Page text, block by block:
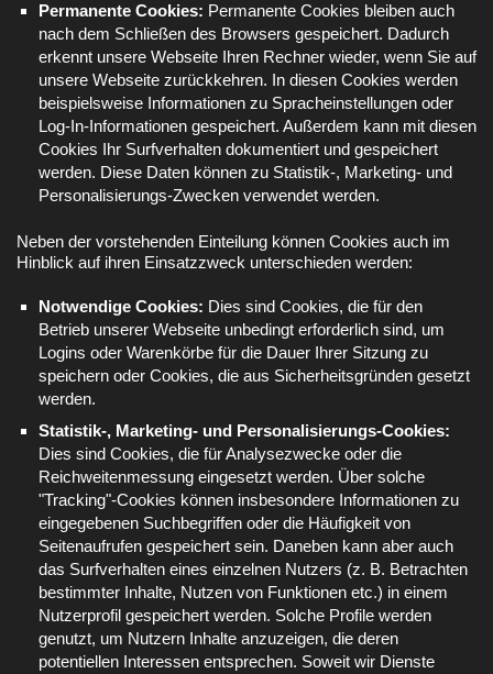
Permanente Cookies: Permanente Cookies bleiben auch
nach dem Schließen des Browsers gespeichert. Dadurch
erkennt unsere Webseite Ihren Rechner wieder, wenn Sie auf
unsere Webseite zurückkehren. In diesen Cookies werden
beispielsweise Informationen zu Spracheinstellungen oder
Log-In-Informationen gespeichert. Außerdem kann mit diesen
Cookies Ihr Surfverhalten dokumentiert und gespeichert
werden. Diese Daten können zu Statistik-, Marketing- und
Personalisierungs-Zwecken verwendet werden.
Neben der vorstehenden Einteilung können Cookies auch im
Hinblick auf ihren Einsatzzweck unterschieden werden:
Notwendige Cookies: Dies sind Cookies, die für den
Betrieb unserer Webseite unbedingt erforderlich sind, um
Logins oder Warenkörbe für die Dauer Ihrer Sitzung zu
speichern oder Cookies, die aus Sicherheitsgründen gesetzt
werden.
Statistik-, Marketing- und Personalisierungs-Cookies:
Dies sind Cookies, die für Analysezwecke oder die
Reichweitenmessung eingesetzt werden. Über solche
"Tracking"-Cookies können insbesondere Informationen zu
eingegebenen Suchbegriffen oder die Häufigkeit von
Seitenaufrufen gespeichert sein. Daneben kann aber auch
das Surfverhalten eines einzelnen Nutzers (z. B. Betrachten
bestimmter Inhalte, Nutzen von Funktionen etc.) in einem
Nutzerprofil gespeichert werden. Solche Profile werden
genutzt, um Nutzern Inhalte anzuzeigen, die deren
potentiellen Interessen entsprechen. Soweit wir Dienste